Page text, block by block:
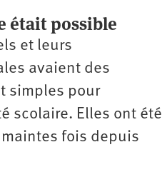
était possible
et leurs
avaient des
simples pour
scolaire. Elles ont été
fois depuis